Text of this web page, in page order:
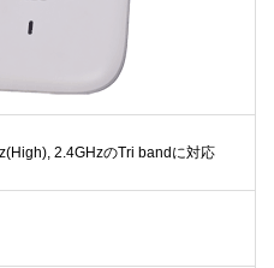
2.4GHzのTri bandに対応